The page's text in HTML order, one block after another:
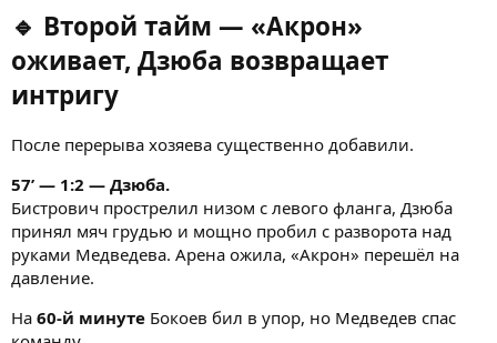
🔹 Второй тайм — «Акрон»
оживает, Дзюба возвращает
интригу
После перерыва хозяева существенно добавили.
57’ — 1:2 — Дзюба.
Бистрович прострелил низом с левого фланга, Дзюба
принял мяч грудью и мощно пробил с разворота над
руками Медведева. Арена ожила, «Акрон» перешёл на
давление.
На 60-й минуте Бокоев бил в упор, но Медведев спас